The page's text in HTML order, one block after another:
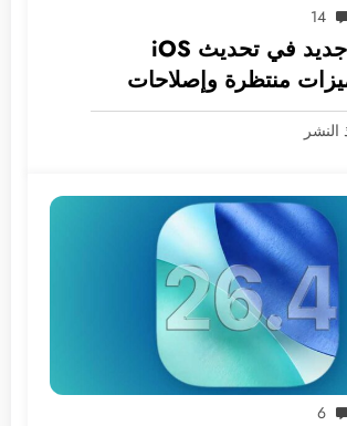
14
كل ما هو جديد في تحديث iOS
مميزات منتظرة وإصلاحات
6